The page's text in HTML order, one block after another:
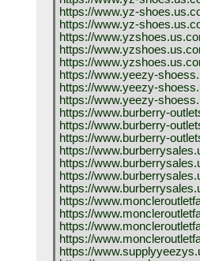
https://www.yz-
https://www.yz-
https://
https://
https://
https://www.yeezy-
https://www.yeezy-
https://www.yeezy-
https://www.burberry-
https://www.burberry-
https://www.burberry-
https://
https://
https://
https://
https://
https://
https://
https://
https://